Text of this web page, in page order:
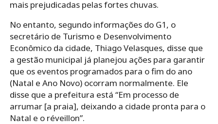
mais prejudicadas pelas fortes chuvas.
No entanto, segundo informações do G1, o
secretário de Turismo e Desenvolvimento
Econômico da cidade, Thiago Velasques, disse que
a gestão municipal já planejou ações para garantir
que os eventos programados para o fim do ano
(Natal e Ano Novo) ocorram normalmente. Ele
disse que a prefeitura está “Em processo de
arrumar [a praia], deixando a cidade pronta para o
Natal e o réveillon”.